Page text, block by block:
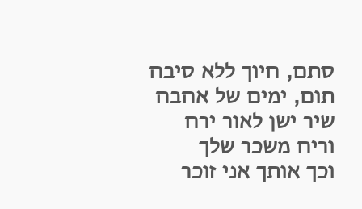
חיוך ללא סיבה
ימים של אהבה
ישן לאור ירח
משכר שלך
אותך אני זוכר